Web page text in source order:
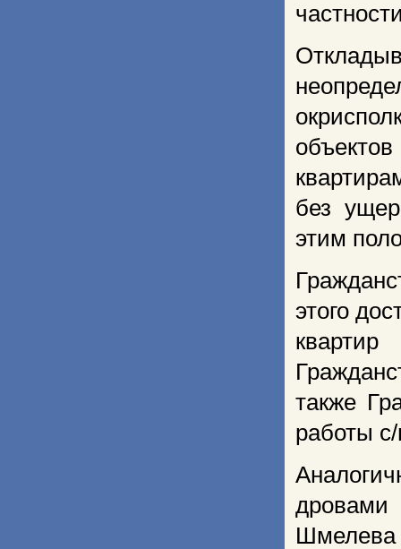
без
этим
этого
также
работы